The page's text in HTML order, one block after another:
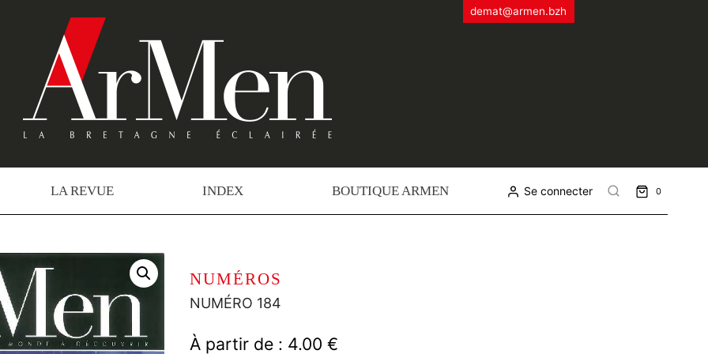
demat@armen.bzh
LA REVUE INDEX BOUTIQUE ARMEN Se connecter 0
NUMÉROS
NUMÉRO 184
À partir de : 4.00 €